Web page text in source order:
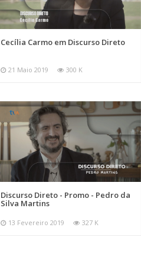
Cecília Carmo em Discurso Direto
21 Maio 2019 300 K
Discurso Direto - Promo - Pedro da
Silva Martins
13 Fevereiro 2019 327 K